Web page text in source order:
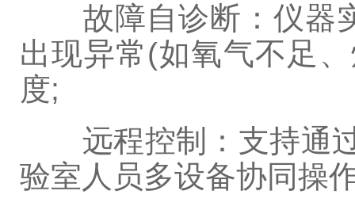
故障自诊断：仪器实
出现异常(如氧气不足
度;
远程控制：支持通过
验室人员多设备协同操